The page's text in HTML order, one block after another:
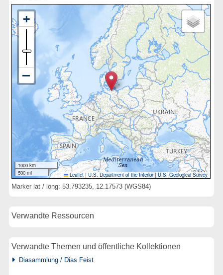
1000 km
500 mi
Leaflet | U.S. Department of the Interior|U.S. Geological Survey
Marker lat / long: 53.793235, 12.17573 (WGS84)
Verwandte Ressourcen
Verwandte Themen und öffentliche Kollektionen
Diasammlung / Dias Feist